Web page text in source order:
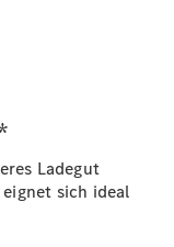
Ladegut
sich ideal